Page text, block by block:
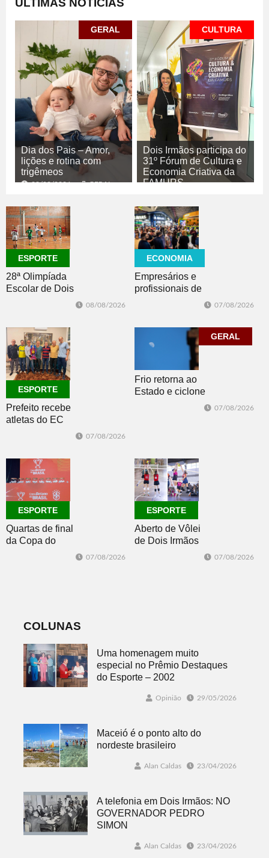
GERAL
Dia dos Pais – Amor,
lições e rotina com
trigêmeos
08/08/2026 GERAL
CULTURA
Dois Irmãos participa do
31º Fórum de Cultura e
Economia Criativa da
FAMURS
CULTURA
ESPORTE
28ª Olimpíada
Escolar de Dois
08/08/2026
ECONOMIA
Empresários e
profissionais de
07/08/2026
ESPORTE
Prefeito recebe
atletas do EC
Master 65+
07/08/2026
GERAL
Frio retorna ao
Estado e ciclone
07/08/2026
ESPORTE
Quartas de final
da Copa do
Brasil 2026: veja
07/08/2026
ESPORTE
Aberto de Vôlei
de Dois Irmãos
07/08/2026
COLUNAS
Uma homenagem muito
especial no Prêmio Destaques
do Esporte – 2002
Opinião 29/05/2026
Maceió é o ponto alto do
nordeste brasileiro
Alan Caldas 23/04/2026
A telefonia em Dois Irmãos: NO
GOVERNADOR PEDRO
SIMON
Alan Caldas 23/04/2026